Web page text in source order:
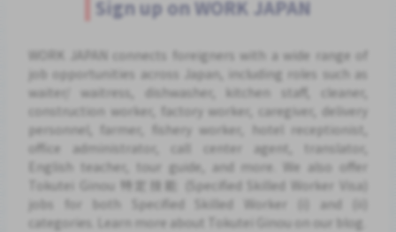
Sign up on WORK JAPAN
WORK JAPAN connects foreigners with a wide range of
job opportunities across Japan, including roles such as
waiter/ waitress, dishwasher, kitchen staff, cleaner,
construction worker, factory worker, caregiver, delivery
personnel, farmer, fishery worker, hotel receptionist,
office administrator, call center agent, translator,
English teacher, tour guide, and more. We also offer
Tokutei Ginou 特定技能 (Specified Skilled Worker Visa)
jobs for both Specified Skilled Worker (i) and (ii)
categories. Learn more about Tokutei Ginou on our blog.